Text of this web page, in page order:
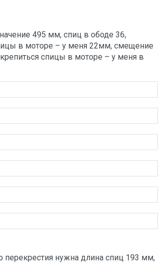
495 мм, спиц в ободе 36,
в моторе – у меня 22мм, смещение
спицы в моторе – у меня в
перекрестия нужна длина спиц 193 мм,